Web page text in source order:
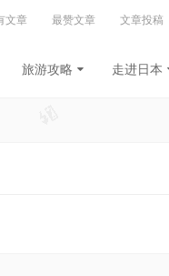
文章 最赞文章 文章投稿
旅游攻略 走进日本